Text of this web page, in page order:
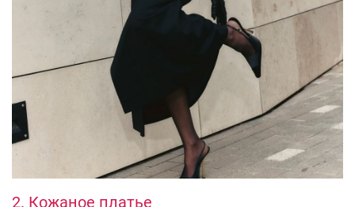
2. Кожаное платье